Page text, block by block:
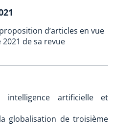
d’articles en vue
de sa revue
intelligence artificielle et
globalisation de troisième